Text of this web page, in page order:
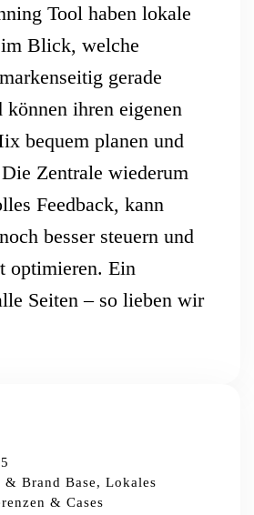
Tool haben lokale
im Blick, welche
gerade
können ihren eigenen
bequem planen und
Zentrale wiederum
Feedback, kann
besser steuern und
optimieren. Ein
Seiten – so lieben wir
Brand Base, Lokales
& Cases